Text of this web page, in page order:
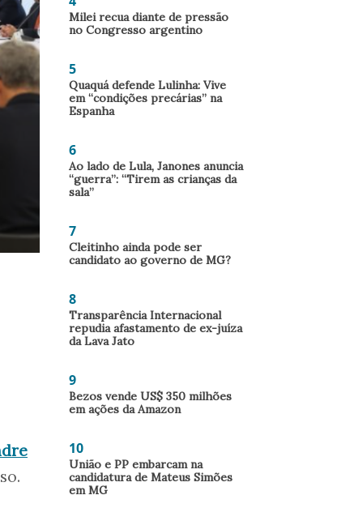
Milei recua diante de pressão
no Congresso argentino
5
Quaquá defende Lulinha: Vive
em “condições precárias” na
Espanha
6
Ao lado de Lula, Janones anuncia
“guerra”: “Tirem as crianças da
sala”
7
Cleitinho ainda pode ser
candidato ao governo de MG?
8
Transparência Internacional
repudia afastamento de ex-juíza
da Lava Jato
9
Bezos vende US$ 350 milhões
em ações da Amazon
10
União e PP embarcam na
candidatura de Mateus Simões
em MG